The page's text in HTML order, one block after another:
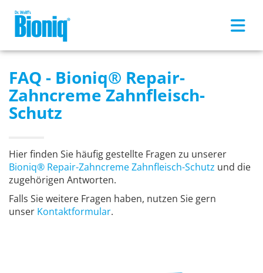
FAQ - Bioniq® Repair-
Zahncreme Zahnfleisch-
Schutz
Hier finden Sie häufig gestellte Fragen zu unserer
Bioniq® Repair-Zahncreme Zahnfleisch-Schutz und die
zugehörigen Antworten.
Falls Sie weitere Fragen haben, nutzen Sie gern
unser Kontaktformular.